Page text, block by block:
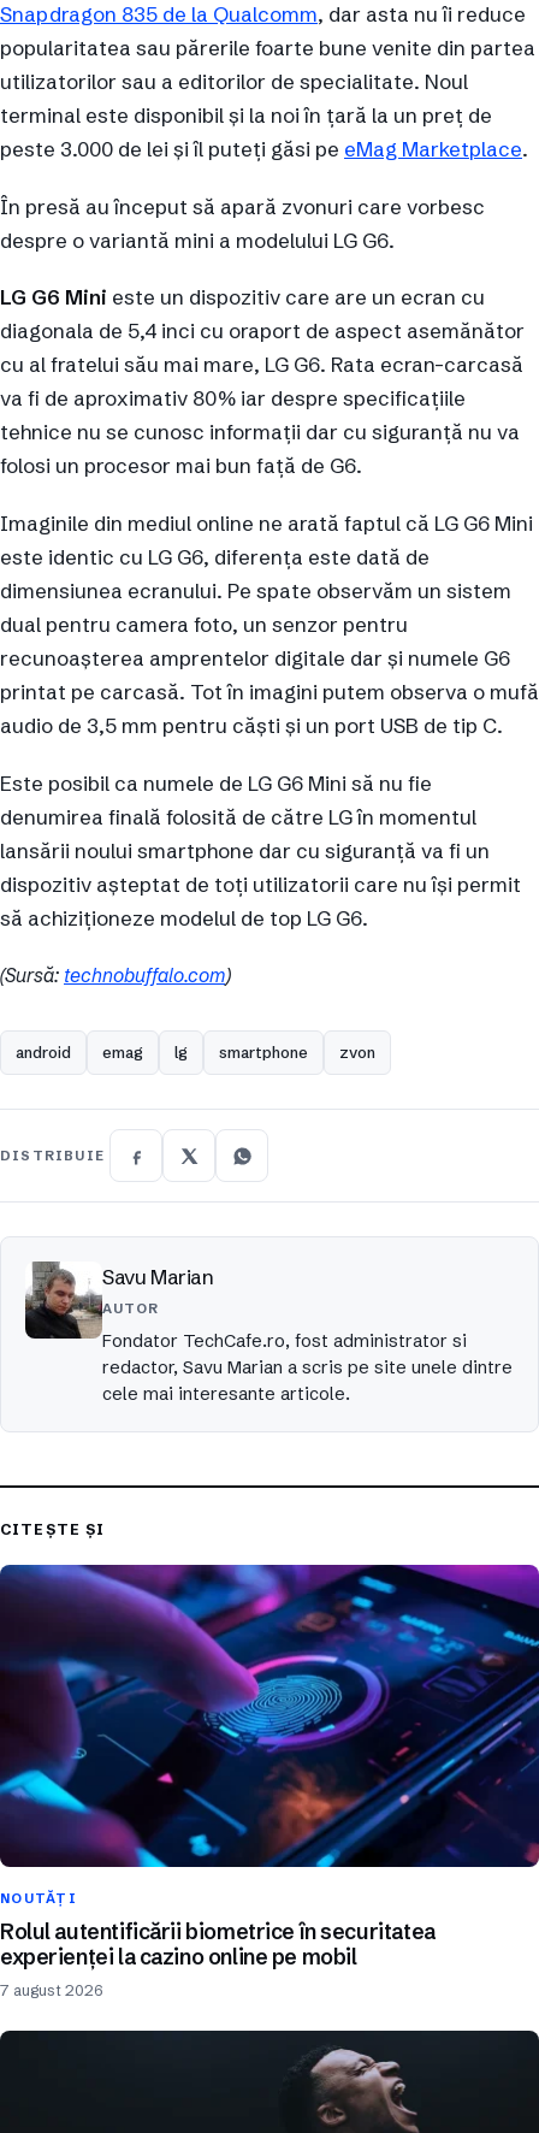
Snapdragon 835 de la Qualcomm, dar asta nu îi reduce
popularitatea sau părerile foarte bune venite din partea
utilizatorilor sau a editorilor de specialitate. Noul
terminal este disponibil și la noi în țară la un preț de
peste 3.000 de lei și îl puteți găsi pe eMag Marketplace.
În presă au început să apară zvonuri care vorbesc
despre o variantă mini a modelului LG G6.
LG G6 Mini este un dispozitiv care are un ecran cu
diagonala de 5,4 inci cu oraport de aspect asemănător
cu al fratelui său mai mare, LG G6. Rata ecran-carcasă
va fi de aproximativ 80% iar despre specificațiile
tehnice nu se cunosc informații dar cu siguranță nu va
folosi un procesor mai bun față de G6.
Imaginile din mediul online ne arată faptul că LG G6 Mini
este identic cu LG G6, diferența este dată de
dimensiunea ecranului. Pe spate observăm un sistem
dual pentru camera foto, un senzor pentru
recunoașterea amprentelor digitale dar și numele G6
printat pe carcasă. Tot în imagini putem observa o mufă
audio de 3,5 mm pentru căști și un port USB de tip C.
Este posibil ca numele de LG G6 Mini să nu fie
denumirea finală folosită de către LG în momentul
lansării noului smartphone dar cu siguranță va fi un
dispozitiv așteptat de toți utilizatorii care nu își permit
să achiziționeze modelul de top LG G6.
(Sursă: technobuffalo.com)
android emag lg smartphone zvon
DISTRIBUIE
Savu Marian
AUTOR
Fondator TechCafe.ro, fost administrator si
redactor, Savu Marian a scris pe site unele dintre
cele mai interesante articole.
CITEȘTE ȘI
NOUTĂȚI
Rolul autentificării biometrice în securitatea
experienței la cazino online pe mobil
7 august 2026